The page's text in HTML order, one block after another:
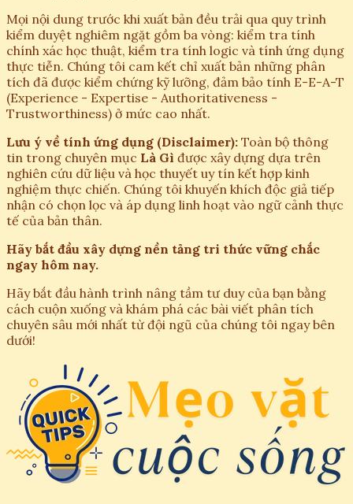
Mọi nội dung trước khi xuất bản đều trải qua quy trình
kiểm duyệt nghiêm ngặt gồm ba vòng: kiểm tra tính
chính xác học thuật, kiểm tra tính logic và tính ứng dụng
thực tiễn. Chúng tôi cam kết chỉ xuất bản những phân
tích đã được kiểm chứng kỹ lưỡng, đảm bảo tính E-E-A-T
(Experience - Expertise - Authoritativeness -
Trustworthiness) ở mức cao nhất.
Lưu ý về tính ứng dụng (Disclaimer): Toàn bộ thông
tin trong chuyên mục Là Gì được xây dựng dựa trên
nghiên cứu dữ liệu và học thuyết uy tín kết hợp kinh
nghiệm thực chiến. Chúng tôi khuyến khích độc giả tiếp
nhận có chọn lọc và áp dụng linh hoạt vào ngữ cảnh thực
tế của bản thân.
Hãy bắt đầu xây dựng nền tảng tri thức vững chắc
ngay hôm nay.
Hãy bắt đầu hành trình nâng tầm tư duy của bạn bằng
cách cuộn xuống và khám phá các bài viết phân tích
chuyên sâu mới nhất từ đội ngũ của chúng tôi ngay bên
dưới!